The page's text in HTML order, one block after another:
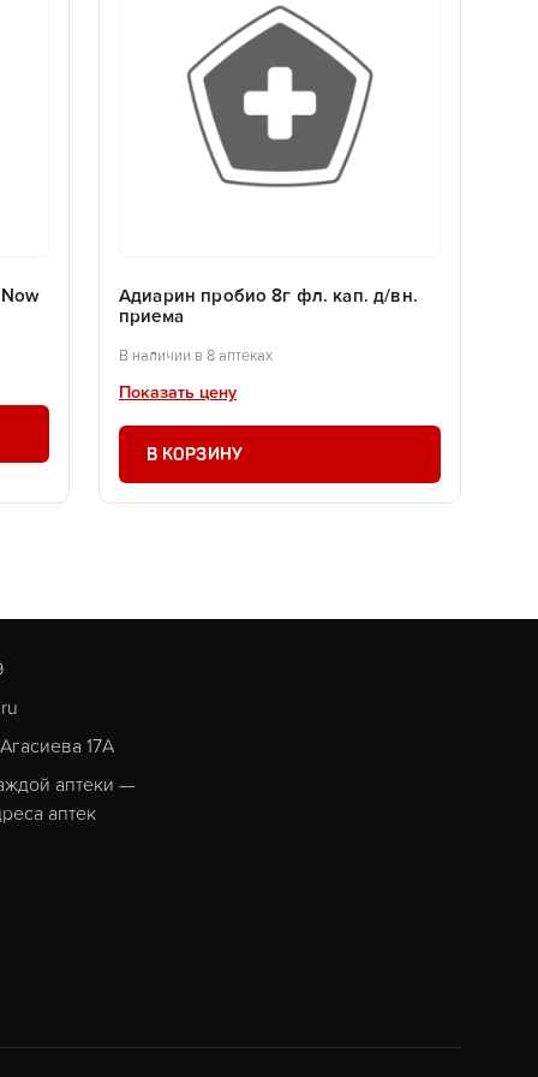
Адиарин пробио 8г фл. кап. д/вн.
приема
В наличии в 8 аптеках
Показать цену
В КОРЗИНУ
17А
аптеки —
аптек